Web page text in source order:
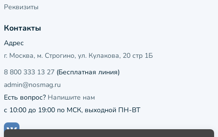
Реквизиты
Контакты
Адрес
г. Москва, м. Строгино, ул. Кулакова, 20 стр 1Б
8 800 333 13 27 (Бесплатная линия)
admin@nosmag.ru
Есть вопрос? Напишите нам
с 10:00 до 19:00 по МСК, выходной ПН-ВТ